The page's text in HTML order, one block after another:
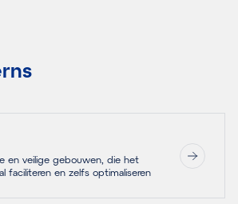
en veilige gebouwen, die het
faciliteren en zelfs optimaliseren